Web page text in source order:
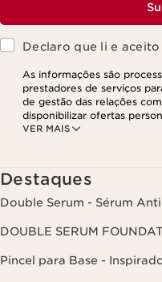
Declaro que li e aceito
VER MAIS
As informações são
prestadores de serviços
de gestão das relações
disponibilizar ofertas
utilizador ao nosso
as suas informações,
respetivo processamento.
contactando-nos. Para
de privacidade, clicando
Destaques
Double Serum - Sérum
DOUBLE SERUM
Pincel para Base -